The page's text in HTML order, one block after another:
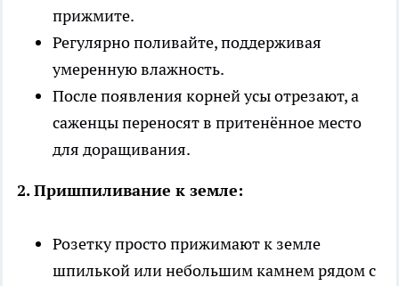
прижмите.
Регулярно поливайте, поддерживая
умеренную влажность.
После появления корней усы отрезают, а
саженцы переносят в притенённое место
для доращивания.
2. Пришпиливание к земле:
Розетку просто прижимают к земле
шпилькой или небольшим камнем рядом с